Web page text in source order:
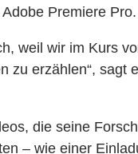
Premiere Pro.
weil wir im Kurs
zu erzählen“,
die seine
– wie einer